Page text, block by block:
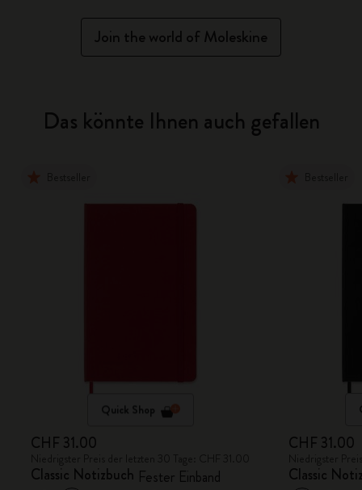
Join the world of Moleskine
Das könnte Ihnen auch gefallen
Quick Shop
CHF 31.00
Classic Notizbuch Fester Einband
CHF 31.00
Classic